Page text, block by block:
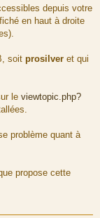
depuis votre
en haut à droite
soit prosilver et qui
le viewtopic.php?
problème quant à
propose cette